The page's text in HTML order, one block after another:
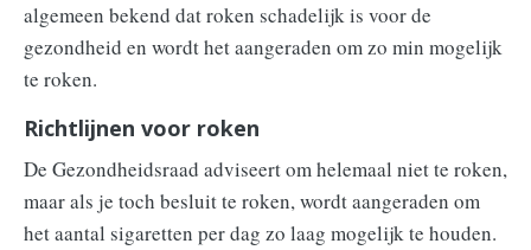
algemeen bekend dat roken schadelijk is voor de
gezondheid en wordt het aangeraden om zo min mogelijk
te roken.
Richtlijnen voor roken
De Gezondheidsraad adviseert om helemaal niet te roken,
maar als je toch besluit te roken, wordt aangeraden om
het aantal sigaretten per dag zo laag mogelijk te houden.